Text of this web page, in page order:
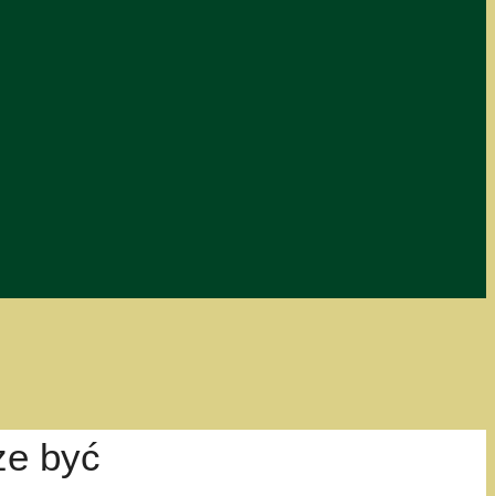
być